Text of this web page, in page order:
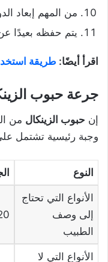
من المهم إبعاد
يتم حفظه بعيدًا
اقرأ أيضًا: طريقة
جرعة حبوب
إن حبوب الزينكال من
وجبة رئيسية تشتمل
النوع
الأنواع التي تحتاج
إلى وصف
الطبيب
الأنواع التي لا